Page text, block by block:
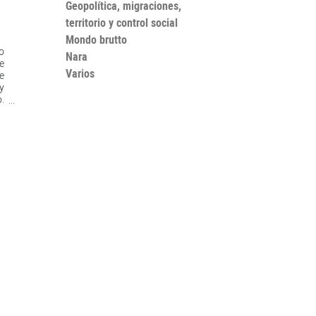
Geopolítica, migraciones,
territorio y control social
Mondo brutto
Nara
Varios